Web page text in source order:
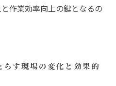
作業効率向上の鍵となるの
す現場の変化と効果的